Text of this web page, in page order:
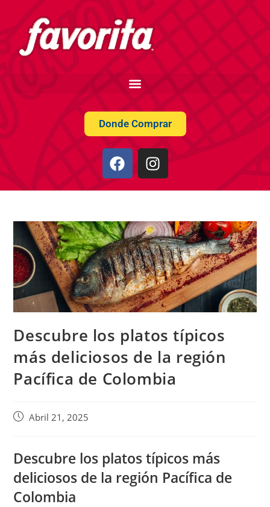
Donde Comprar
Descubre los platos típicos
más deliciosos de la región
Pacífica de Colombia
Abril 21, 2025
Descubre los platos típicos más
deliciosos de la región Pacífica de
Colombia